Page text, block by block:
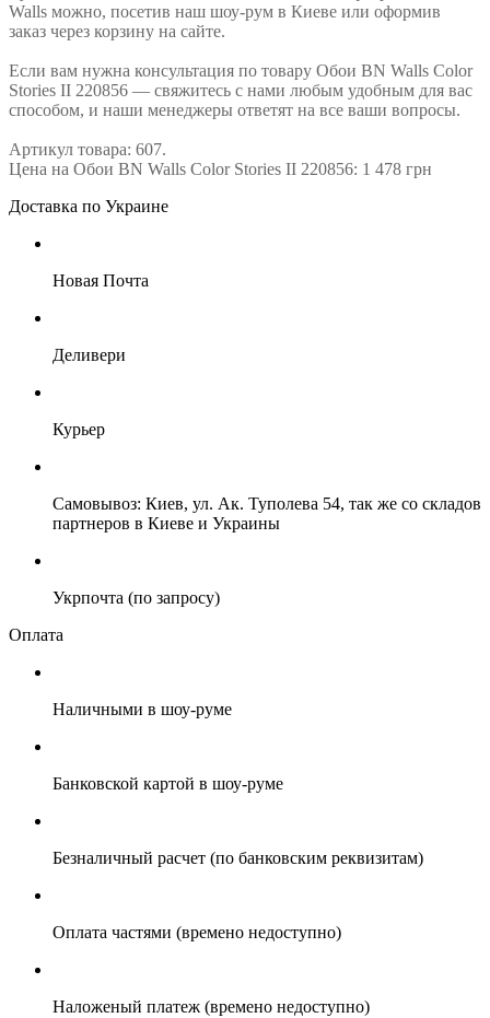
Walls можно, посетив наш шоу-рум в Киеве или оформив
заказ через корзину на сайте.
Если вам нужна консультация по товару Обои BN Walls Color
Stories II 220856 — свяжитесь с нами любым удобным для вас
способом, и наши менеджеры ответят на все ваши вопросы.
Артикул товара: 607.
Цена на Обои BN Walls Color Stories II 220856: 1 478 грн
Доставка по Украине
Новая Почта
Деливери
Курьер
Самовывоз: Киев, ул. Ак. Туполева 54, так же со складов
партнеров в Киеве и Украины
Укрпочта (по запросу)
Оплата
Наличными в шоу-руме
Банковской картой в шоу-руме
Безналичный расчет (по банковским реквизитам)
Оплата частями (времено недоступно)
Наложеный платеж (времено недоступно)